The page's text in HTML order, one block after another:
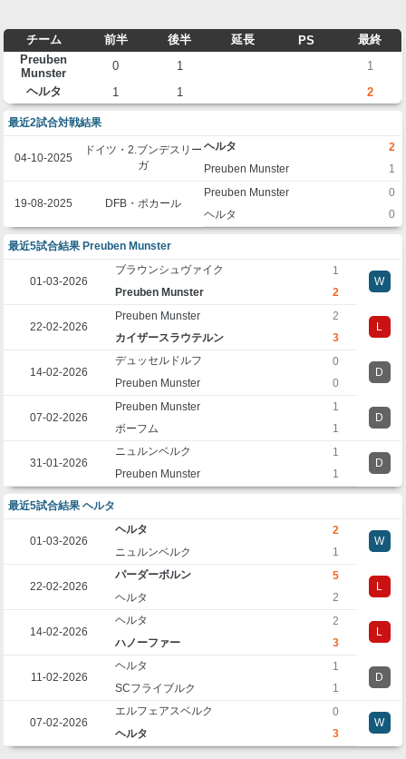
チーム 前半 後半 延長 PS
最終
Preuben
Munster
0 1
1
ヘルタ
1 1 2
最近2試合対戦結果
04-10-2025
ドイツ・2.ブンデスリー
ガ
ヘルタ
2
Preuben Munster
1
19-08-2025 DFB・ポカール
Preuben Munster
0
ヘルタ
0
最近5試合結果 Preuben Munster
01-03-2026
ブラウンシュヴァイク
1
W
Preuben Munster
2
22-02-2026
Preuben Munster
2
L
カイザースラウテルン
3
14-02-2026
デュッセルドルフ
0
D
Preuben Munster
0
07-02-2026
Preuben Munster
1
D
ボーフム
1
31-01-2026
ニュルンベルク
1
D
Preuben Munster
1
最近5試合結果 ヘルタ
01-03-2026
ヘルタ
2
W
ニュルンベルク
1
22-02-2026
パーダーボルン
5
L
ヘルタ
2
14-02-2026
ヘルタ
2
L
ハノーファー
3
11-02-2026
ヘルタ
1
D
SCフライブルク
1
07-02-2026
エルフェアスベルク
0
W
ヘルタ
3